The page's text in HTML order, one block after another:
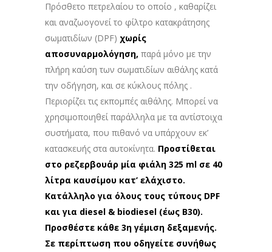
Πρόσθετο πετρελαίου το οποίο , καθαρίζει
και αναζωογονεί το φίλτρο κατακράτησης
σωματιδίων (DPF) χωρίς
αποσυναρμολόγηση, παρά μόνο με την
πλήρη καύση των σωματιδίων αιθάλης κατά
την οδήγηση, και σε κύκλους πόλης .
Περιορίζει τις εκπομπές αιθάλης. Μπορεί να
χρησιμοποιηθεί παράλληλα με τα αντίστοιχα
συστήματα, που πιθανό να υπάρχουν εκ’
κατασκευής στα αυτοκίνητα. Προστίθεται
στο ρεζερβουάρ μία φιάλη 325 ml σε 40
λίτρα καυσίμου κατ’ ελάχιστο.
Κατάλληλο για όλους τους τύπους DPF
και για diesel & biodiesel (έως B30).
Προσθέστε κάθε 3η γέμιση δεξαμενής.
Σε περίπτωση που οδηγείτε συνήθως